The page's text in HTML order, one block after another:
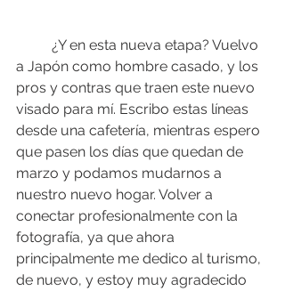
a Japón como hombre casado, y los
pros y contras que traen este nuevo
visado para mí. Escribo estas líneas
desde una cafetería, mientras espero
que pasen los días que quedan de
marzo y podamos mudarnos a
nuestro nuevo hogar. Volver a
conectar profesionalmente con la
fotografía, ya que ahora
principalmente me dedico al turismo,
de nuevo, y estoy muy agradecido